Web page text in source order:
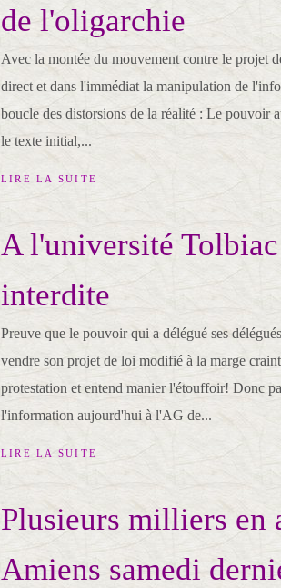
de l'oligarchie
Avec la montée du mouvement contre le projet
direct et dans l'immédiat la manipulation de
boucle des distorsions de la réalité : Le pouvoir
le texte initial,...
LIRE LA SUITE
A l'université
interdite
Preuve que le pouvoir qui a délégué ses
vendre son projet de loi modifié à la marge
protestation et entend manier l'étouffoir! Donc
l'information aujourd'hui à l'AG de...
LIRE LA SUITE
Plusieurs milliers en
Amiens samedi